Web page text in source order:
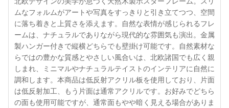
ムなフォルムがアートや写真をすっきりと引き立てつつ、空間
に落ち着きと上質さを添えます。自然な表情が感じられるフレ
ームは、ナチュラルでありながら現代的な雰囲気も演出。金属
製ハンガー付きで縦横どちらでも壁掛け可能です。自然素材な
らではの豊かな質感とやさしい風合いは、北欧諸国でも広く親
しまれ、ミニマルやナチュラルテイストのインテリアに自然に
調和します。本商品は低反射アクリル板を使用しており、片面
は低反射加工、もう片面は通常アクリルです。お好みでどちら
の面も使用可能ですが、通常面もやや暗く見える場合がありま